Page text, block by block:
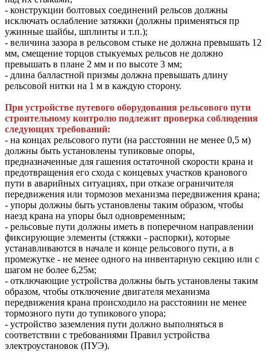
- конструкции болтовых соединений рельсов должны
исключать ослабление затяжки (должны применяться пр
ужинные шайбы, шплинты и т.п.);
- величина зазора в рельсовом стыке не должна превышать 12
мм, смещение торцов стыкуемых рельсов не должно
превышать в плане 2 мм и по высоте 3 мм;
- длина балластной призмы должна превышать длину
рельсовой нитки на 1 м в каждую сторону.
При устройстве путевого оборудования рельсового пути
строительному контролю подлежит проверка соблюдения
следующих требований:
- на концах рельсового пути (на расстоянии не менее 0,5 м)
должны быть установлены тупиковые опоры,
предназначенные для гашения остаточной скорости крана и
предотвращения его схода с концевых участков кранового
пути в аварийных ситуациях, при отказе ограничителя
передвижения или тормозов механизма передвижения крана;
- упоры должны быть установлены таким образом, чтобы
наезд крана на упоры был одновременным;
- рельсовые пути должны иметь в поперечном направлении
фиксирующие элементы (стяжки - распорки), которые
устанавливаются в начале и конце рельсового пути, а в
промежутке - не менее одного на инвентарную секцию или с
шагом не более 6,25м;
- отключающие устройства должны быть установлены таким
образом, чтобы отключение двигателя механизма
передвижения крана происходило на расстоянии не менее
тормозного пути до тупикового упора;
- устройство заземления пути должно выполняться в
соответствии с требованиями Правил устройства
электроустановок (ПУЭ).